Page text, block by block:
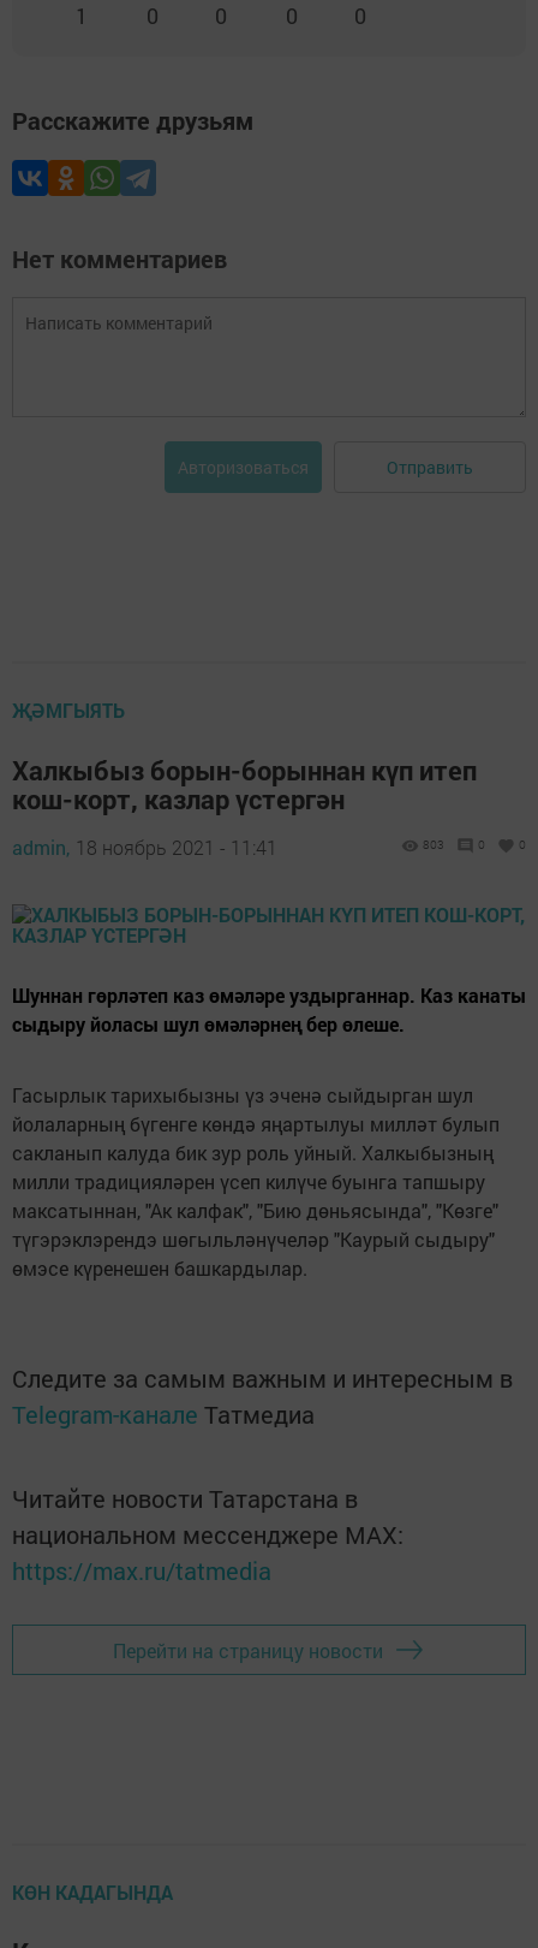
1 0 0 0 0
Расскажите друзьям
Нет комментариев
Авторизоваться Отправить
ҖӘМГЫЯТЬ
Халкыбыз борын-борыннан күп итеп
кош-корт, казлар үстергән
admin, 18 ноябрь 2021 - 11:41 803 0 0
Шуннан гөрләтеп каз өмәләре уздырганнар. Каз канаты
сыдыру йоласы шул өмәләрнең бер өлеше.
Гасырлык тарихыбызны үз эченә сыйдырган шул
йолаларның бүгенге көндә яңартылуы милләт булып
сакланып калуда бик зур роль уйный. Халкыбызның
милли традицияләрен үсеп килүче буынга тапшыру
максатыннан, "Ак калфак", "Бию дөньясында", "Көзге"
түгэрэклэрендэ шөгыльләнүчеләр "Каурый сыдыру"
өмэсе күренешен башкардылар.
Следите за самым важным и интересным в
Telegram-канале Татмедиа
Читайте новости Татарстана в
национальном мессенджере MАХ:
https://max.ru/tatmedia
Перейти на страницу новости
КӨН КАДАГЫНДА